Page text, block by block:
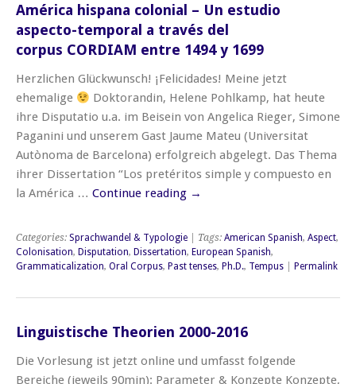
América hispana colonial – Un estudio
aspecto-temporal a través del
corpus CORDIAM entre 1494 y 1699
Herzlichen Glückwunsch! ¡Felicidades! Meine jetzt
ehemalige
Doktorandin, Helene Pohlkamp, hat heute
ihre Disputatio u.a. im Beisein von Angelica Rieger, Simone
Paganini und unserem Gast Jaume Mateu (Universitat
Autònoma de Barcelona) erfolgreich abgelegt. Das Thema
ihrer Dissertation “Los pretéritos simple y compuesto en
la América … Continue reading →
Categories: Sprachwandel & Typologie | Tags: American Spanish, Aspect,
Colonisation, Disputation, Dissertation, European Spanish,
Grammaticalization, Oral Corpus, Past tenses, Ph.D., Tempus Permalink
Linguistische Theorien 2000-2016
Die Vorlesung ist jetzt online und umfasst folgende
Bereiche (jeweils 90min): Parameter & Konzepte Konzepte,